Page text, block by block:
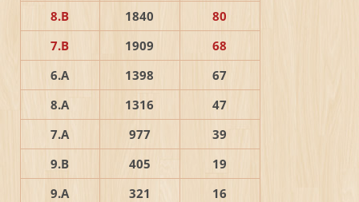
8.B
1840
80
7.B
1909
68
6.A
1398
67
8.A
1316
47
7.A
977
39
9.B
405
19
9.A
321 16